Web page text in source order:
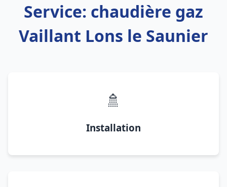
Service: chaudière gaz
Vaillant Lons le Saunier
🚿
Installation